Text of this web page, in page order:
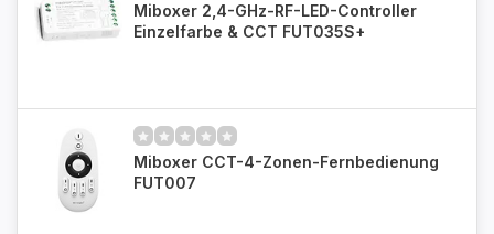
Miboxer 2,4-GHz-RF-LED-Controller
Einzelfarbe & CCT FUT035S+
Miboxer CCT-4-Zonen-Fernbedienung
FUT007